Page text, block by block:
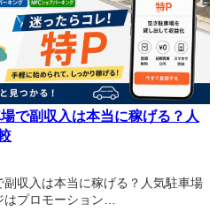
で副収入は本当に稼げる？人
副収入は本当に稼げる？人気駐車場
プロモーション…